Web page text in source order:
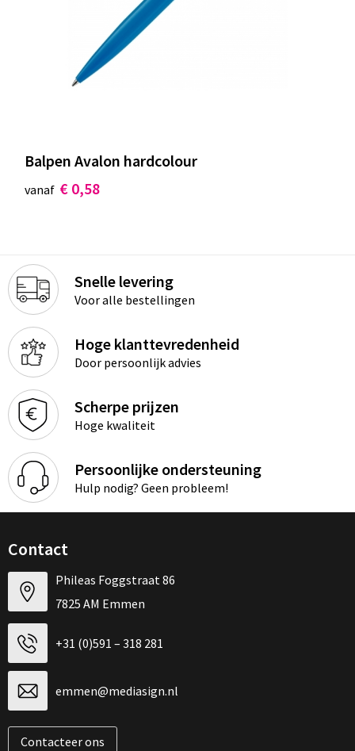
Balpen Avalon hardcolour
vanaf € 0,58
Snelle levering
Voor alle bestellingen
Hoge klanttevredenheid
Door persoonlijk advies
Scherpe prijzen
Hoge kwaliteit
Persoonlijke ondersteuning
Hulp nodig? Geen probleem!
Contact
Phileas Foggstraat 86
7825 AM Emmen
+31 (0)591 – 318 281
emmen@mediasign.nl
Contacteer ons